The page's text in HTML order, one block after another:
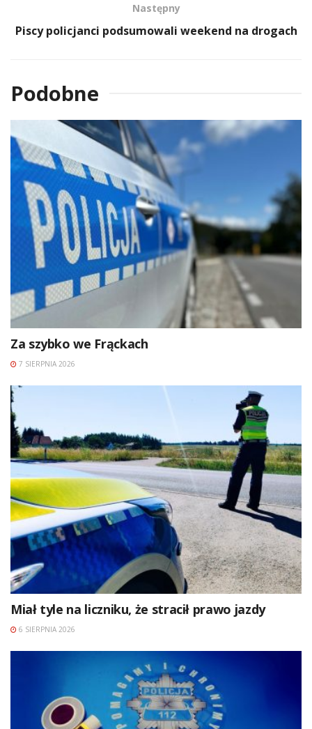
Następny
Piscy policjanci podsumowali weekend na drogach
Podobne
Za szybko we Frąckach
7 SIERPNIA 2026
Miał tyle na liczniku, że stracił prawo jazdy
6 SIERPNIA 2026